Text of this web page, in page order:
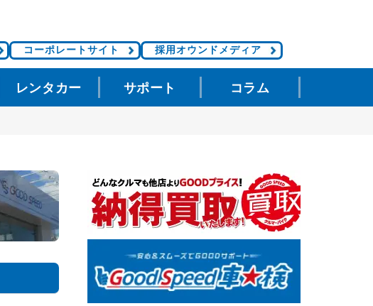
コーポレートサイト 採用オウンドメディア
レンタカー サポート コラム